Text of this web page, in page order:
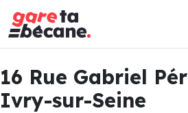
16 Rue Gabriel
Ivry-sur-Seine